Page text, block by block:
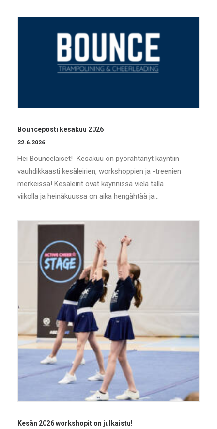
Bounceposti kesäkuu 2026
22.6.2026
Hei Bouncelaiset! Kesäkuu on pyörähtänyt käyntiin
vauhdikkaasti kesäleirien, workshoppien ja -treenien
merkeissä! Kesäleirit ovat käynnissä vielä tällä
viikolla ja heinäkuussa on aika hengähtää ja…
Kesän 2026 workshopit on julkaistu!